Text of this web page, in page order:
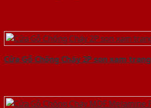
Cửa Gỗ Chống Cháy 2P son xam trang